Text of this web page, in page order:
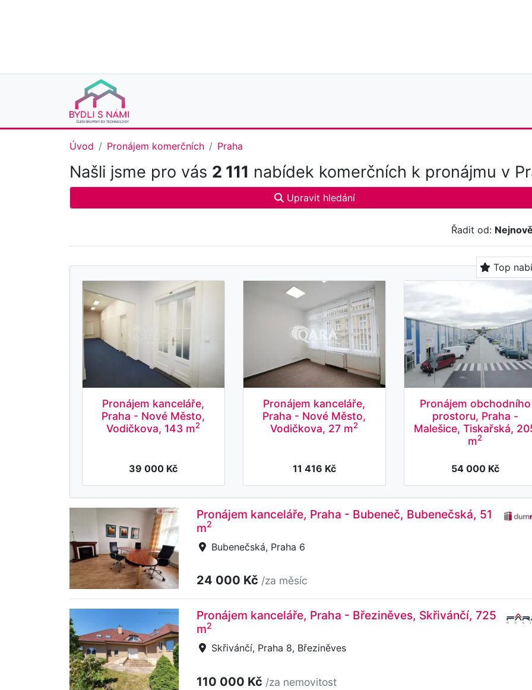
Úvod Pronájem komerčních Praha
Našli jsme pro vás 2 111 nabídek komerčních k pronájmu v
Upravit hledání
Řadit od:
Top
Pronájem kanceláře,
Praha - Nové Město,
Vodičkova, 143 m2
39 000 Kč
Pronájem kanceláře,
Praha - Nové Město,
Vodičkova, 27 m2
11 416 Kč
Pronájem obchodního
prostoru, Praha -
Malešice, Tiskařská,
m2
54 000 Kč
Pronájem kanceláře, Praha - Bubeneč, Bubenečská, 51
m2
Bubenečská, Praha 6
24 000 Kč /za měsíc
Pronájem kanceláře, Praha - Březiněves, Skřivánčí, 725
m2
Skřivánčí, Praha 8, Březiněves
110 000 Kč /za nemovitost